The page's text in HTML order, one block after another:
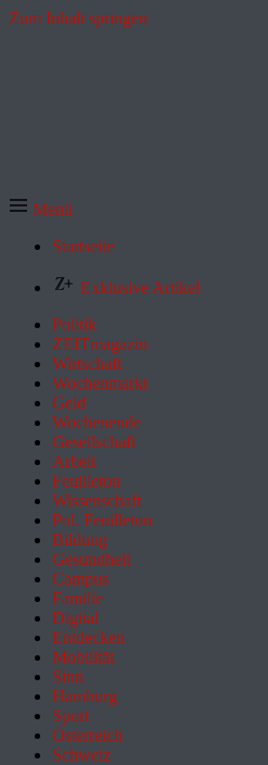
Zum Inhalt springen
Menü
Startseite
Exklusive Artikel
Politik
ZEITmagazin
Wirtschaft
Wochenmarkt
Geld
Wochenende
Gesellschaft
Arbeit
Feuilleton
Wissenschaft
Pol. Feuilleton
Bildung
Gesundheit
Campus
Familie
Digital
Entdecken
Mobilität
Sinn
Hamburg
Sport
Österreich
Schweiz